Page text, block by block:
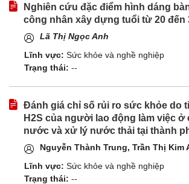
Nghiên cứu đặc điểm hình dáng
công nhân xây dựng tuổi từ 20 đến
Lã Thị Ngọc Anh
Lĩnh vực: Sức khỏe và nghề nghiệp
Trạng thái: --
Đánh giá chỉ số rủi ro sức khỏe do
H2S của người lao động làm việc ở
nước và xử lý nước thải tại thành
Nguyễn Thành Trung, Trần Thị Kim
Lĩnh vực: Sức khỏe và nghề nghiệp
Trạng thái: --